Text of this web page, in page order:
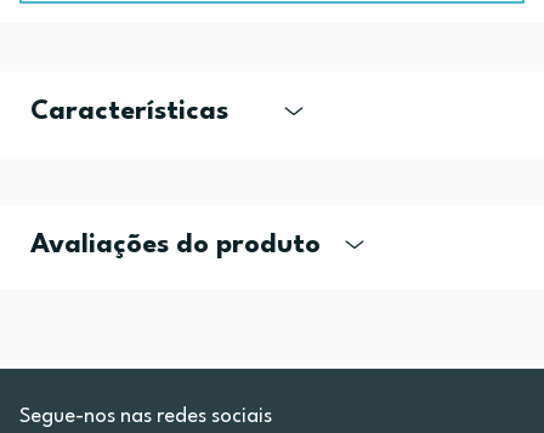
Características
Avaliações do produto
Segue-nos nas redes sociais